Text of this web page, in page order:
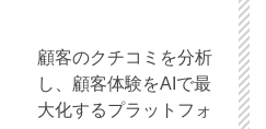
顧客のクチコミを分析
し、顧客体験をAIで最
大化するプラットフォ